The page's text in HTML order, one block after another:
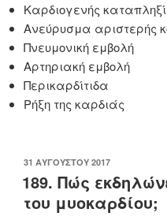
Καρδιογενής
Ανεύρυσμα αριστερής
Πνευμονική εμβολή
Αρτηριακή εμβολή
Περικαρδίτιδα
Ρήξη της καρδιάς
ΔΗΜΟΣΙΕΎΤΗΚΕ
ΣΤΙΣ
31 ΑΥΓΟΎΣΤΟΥ 2017
189. Πώς
του μυοκαρδίου;